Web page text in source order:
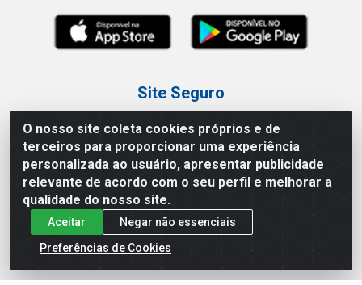
O nosso site coleta cookies próprios e de
terceiros para proporcionar uma experiência
personalizada ao usuário, apresentar publicidade
relevante de acordo com o seu perfil e melhorar a
qualidade do nosso site.
Aceitar
Negar não essenciais
Preferências de Cookies
Site Seguro
Loja / Showroom
Tel.: (11) 3227-0546
Av Vautier, 587/597 - Pari - São Paulo/SP